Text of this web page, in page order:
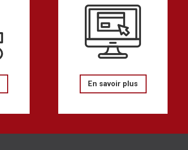
En savoir plus